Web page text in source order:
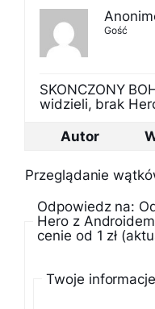
Gość
SKONCZONY
widzieli, brak
Autor
Przeglądanie
Odpowiedz na:
Hero z
cenie od 1 zł
Twoje